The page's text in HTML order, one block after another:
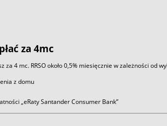
za 4mc
za 4 mc. RRSO około 0,5% miesięcznie w zależności od
z domu
„eRaty Santander Consumer Bank”